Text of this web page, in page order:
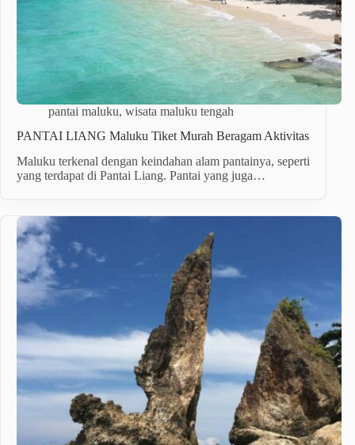
pantai maluku, wisata maluku tengah
PANTAI LIANG Maluku Tiket Murah Beragam Aktivitas
Maluku terkenal dengan keindahan alam pantainya, seperti
yang terdapat di Pantai Liang. Pantai yang juga…